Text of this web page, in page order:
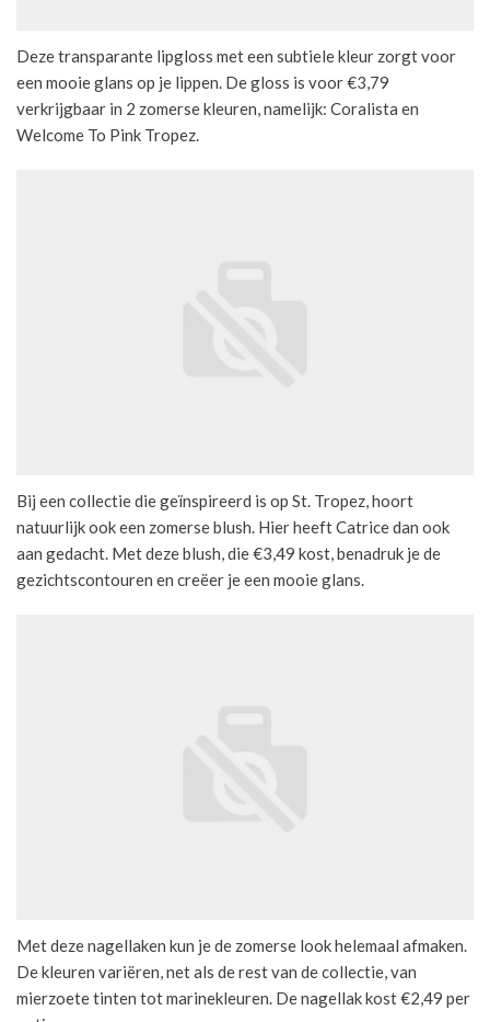
Deze transparante lipgloss met een subtiele kleur zorgt voor
een mooie glans op je lippen. De gloss is voor €3,79
verkrijgbaar in 2 zomerse kleuren, namelijk: Coralista en
Welcome To Pink Tropez.
Bij een collectie die geïnspireerd is op St. Tropez, hoort
natuurlijk ook een zomerse blush. Hier heeft Catrice dan ook
aan gedacht. Met deze blush, die €3,49 kost, benadruk je de
gezichtscontouren en creëer je een mooie glans.
Met deze nagellaken kun je de zomerse look helemaal afmaken.
De kleuren variëren, net als de rest van de collectie, van
mierzoete tinten tot marinekleuren. De nagellak kost €2,49 per